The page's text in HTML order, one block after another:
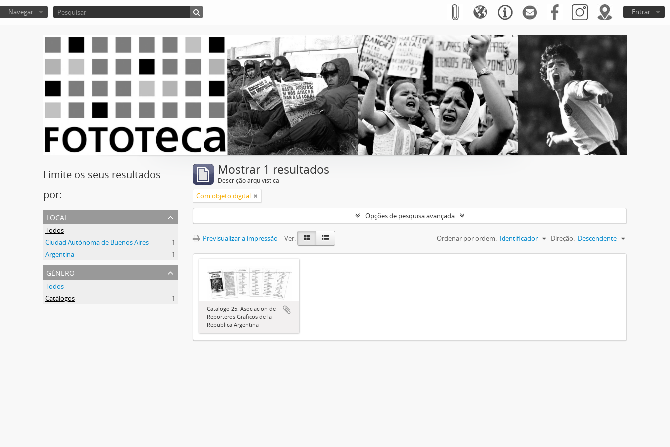
Entrar
Navegar
Limite os seus resultados
por:
local
Todos
Ciudad Autónoma de Buenos Aires
1
Argentina
1
género
Todos
Catálogos
1
Mostrar 1 resultados
Descrição arquivística
Com objeto digital
Opções de pesquisa avançada
Previsualizar a impressão Ver: Ordenar por ordem: Identificador Direção: Descendente
Catálogo 25: Asociación de
Reporteros Gráficos de la
República Argentina